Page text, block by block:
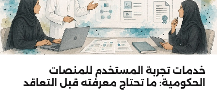
خدمات تجربة المستخدم للمنصات
الحكومية: ما تحتاج معرفته قبل التعاقد